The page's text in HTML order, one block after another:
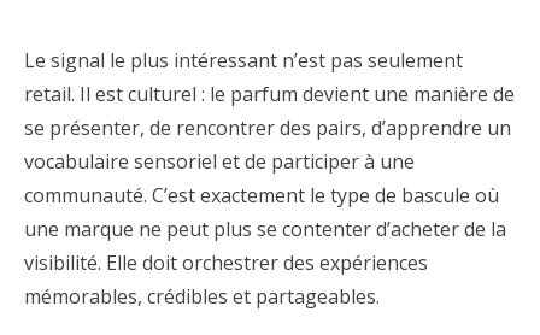
Le signal le plus intéressant n’est pas seulement
retail. Il est culturel : le parfum devient une manière de
se présenter, de rencontrer des pairs, d’apprendre un
vocabulaire sensoriel et de participer à une
communauté. C’est exactement le type de bascule où
une marque ne peut plus se contenter d’acheter de la
visibilité. Elle doit orchestrer des expériences
mémorables, crédibles et partageables.